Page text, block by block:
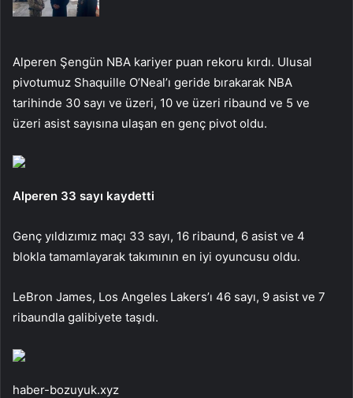
Alperen Şengün NBA kariyer puan rekoru kırdı. Ulusal
pivotumuz Shaquille O’Neal’ı geride bırakarak NBA
tarihinde 30 sayı ve üzeri, 10 ve üzeri ribaund ve 5 ve
üzeri asist sayısına ulaşan en genç pivot oldu.
Alperen 33 sayı kaydetti
Genç yıldızımız maçı 33 sayı, 16 ribaund, 6 asist ve 4
blokla tamamlayarak takımının en iyi oyuncusu oldu.
LeBron James, Los Angeles Lakers’ı 46 sayı, 9 asist ve 7
ribaundla galibiyete taşıdı.
haber-bozuyuk.xyz